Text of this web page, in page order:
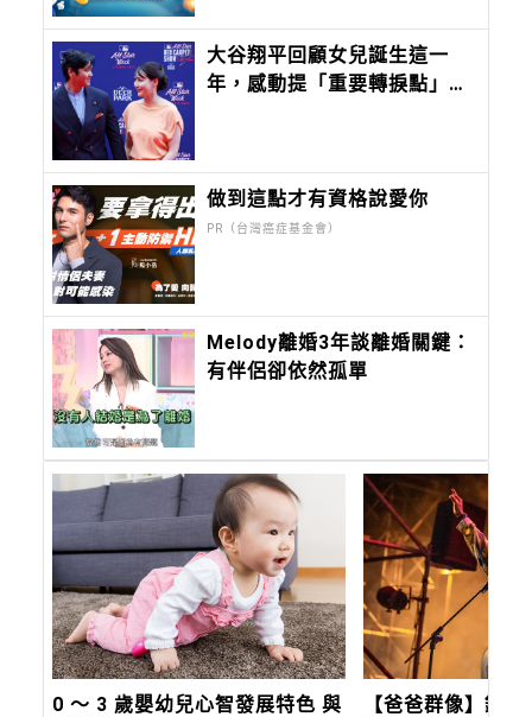
大谷翔平回顧女兒誕生這一
年，感動提「重要轉捩點」。
做到這點才有資格說愛你
PR（台灣癌症基金會）
Melody離婚3年談離婚關鍵：
有伴侶卻依然孤單
0 ～ 3 歲嬰幼兒心智發展特色 與
【爸爸群像】鋼